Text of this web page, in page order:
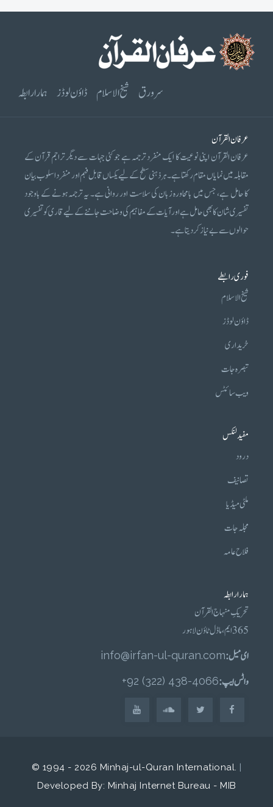
سرورق شیخ الاسلام ڈاؤن لوڈز ہمارا رابطہ
عرفان القرآن
عرفان القرآن اپنی نوعیت کا ایک منفرد ترجمہ ہے جو کئی جہات سے دیگر تراجم قرآن کے
مقابلہ میں نمایاں مقام رکھتا ہے۔ ہر ذہنی سطح کے لیے یکساں قابل فہم اور منفرد اسلوب بیان
کا حامل ہے، جس میں بامحاورہ زبان کی سلاست اور روانی ہے۔ یہ ترجمہ ہونے کے باوجود
تفسیری شان کا بھی حامل ہے اور آیات کے مفاہیم کی وضاحت جاننے کے لیے قاری کو تفسیری
حوالوں سے بے نیاز کر دیتا ہے۔
فوری رابطے
شیخ الاسلام
ڈاؤن لوڈز
خریداری
تبصرہ جات
ویب سائٹس
مفید لنکس
درود
تصانیف
ملٹی میڈیا
مجلہ جات
فلاح عامہ
ہمارا رابطہ
تحریکِ منہاج القرآن
365 ایم، ماڈل ٹاؤن لاہور
ای میل :info@irfan-ul-quran.com
واٹس ایپ :4066-438 (322) 92+
© 1994 - 2026 Minhaj-ul-Quran International.
|
Developed By: Minhaj Internet Bureau - MIB